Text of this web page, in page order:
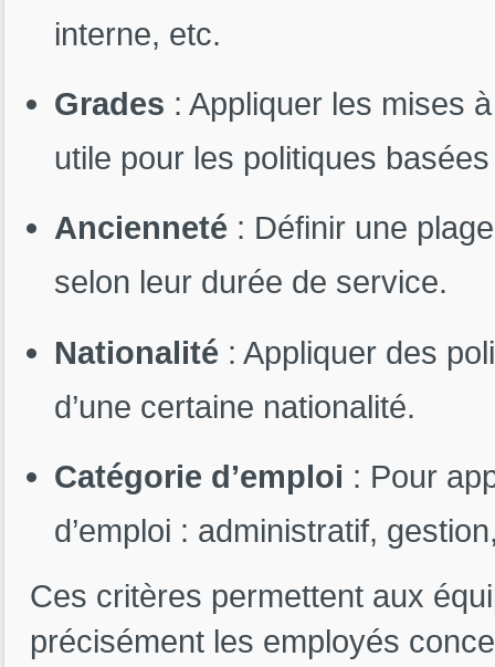
interne, etc.
Grades : Appliquer les mises
utile pour les politiques
Ancienneté : Définir une
selon leur durée de service.
Nationalité : Appliquer des
d’une certaine nationalité.
Catégorie d’emploi : Pour
d’emploi : administratif,
Ces critères permettent aux
précisément les employés